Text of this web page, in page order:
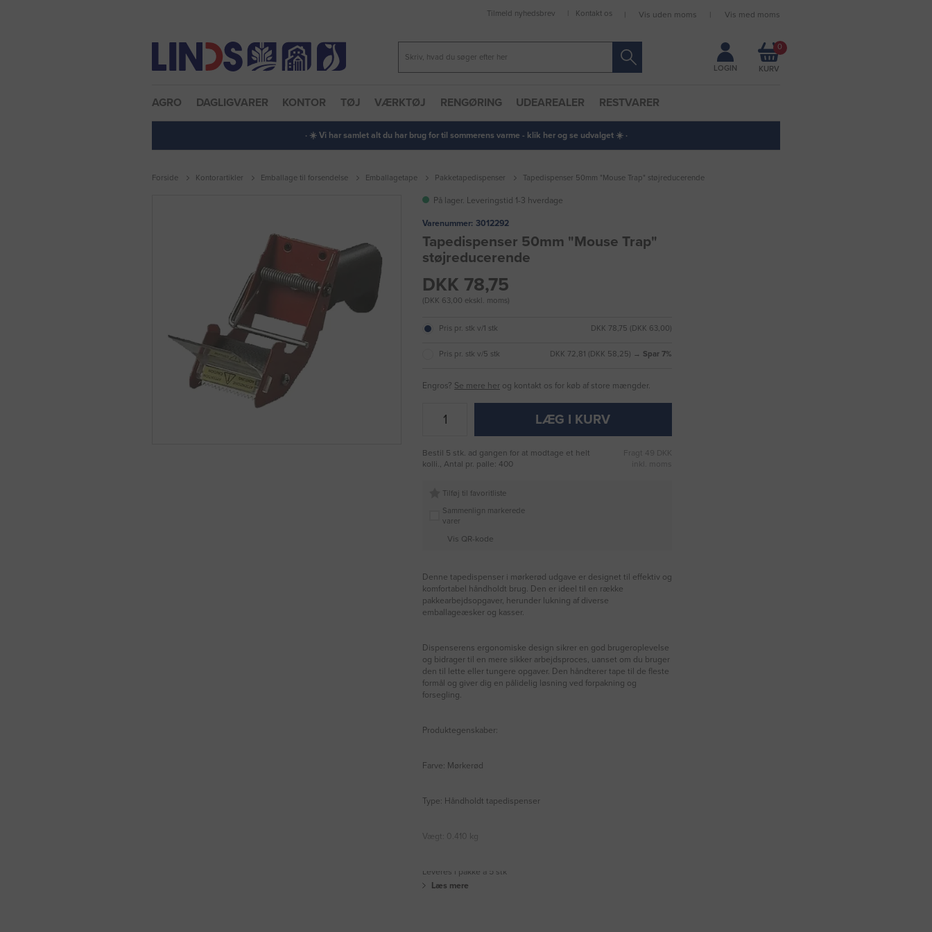
Forbliv logget ind
Tilmeld nyhedsbrev Kontakt os Vis uden moms Vis med moms
LOGIN
0
AGRO DAGLIGVARER KONTOR TØJ VÆRKTØJ RENGØRING UDEAREALER RESTVARER
· ☀️ Vi har samlet alt du har brug for til sommerens varme - klik her og se udvalget ☀️ ·
Forside Kontorartikler Emballage til forsendelse Emballagetape Pakketapedispenser Tapedispenser 50mm "Mouse Trap" støjreducerende
På lager. Leveringstid 1-3 hverdage
Varenummer: 3012292
Tapedispenser 50mm "Mouse Trap"
støjreducerende
DKK 78,75
(DKK 63,00 ekskl. moms)
Pris pr. stk v/1 stk DKK 78,75 (DKK 63,00)
Pris pr. stk v/5 stk DKK 72,81 (DKK 58,25) → Spar 7%
Engros? Se mere her og kontakt os for køb af store mængder.
LÆG I KURV
Bestil 5 stk. ad gangen for at modtage et helt
kolli., Antal pr. palle: 400
Fragt 49 DKK
inkl. moms
Tilføj til favoritliste
Sammenlign markerede
varer
Vis QR-kode
Denne tapedispenser i mørkerød udgave er designet til effektiv og
komfortabel håndholdt brug. Den er ideel til en række
pakkearbejdsopgaver, herunder lukning af diverse
emballageæsker og kasser.
Dispenserens ergonomiske design sikrer en god brugeroplevelse
og bidrager til en mere sikker arbejdsproces, uanset om du bruger
den til lette eller tungere opgaver. Den håndterer tape til de fleste
formål og giver dig en pålidelig løsning ved forpakning og
forsegling.
Produktegenskaber:
Farve: Mørkerød
Type: Håndholdt tapedispenser
Vægt: 0.410 kg
Leveres i pakke á 5 stk
Læs mere